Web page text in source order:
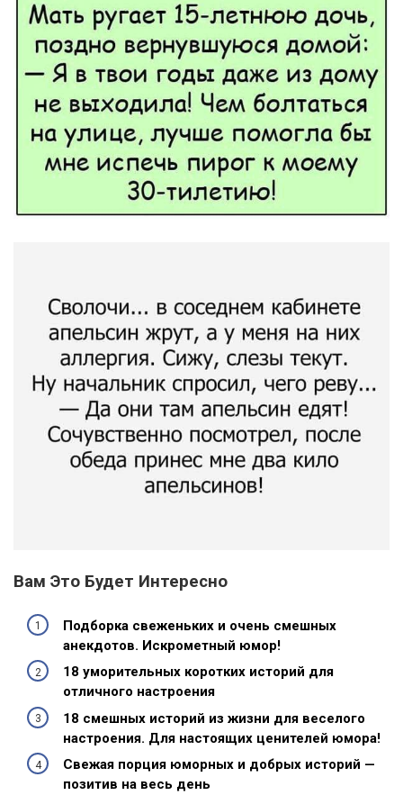
Вам Это Будет Интересно
Подборка свеженьких и очень смешных
анекдотов. Искрометный юмор!
18 уморительных коротких историй для
отличного настроения
18 смешных историй из жизни для веселого
настроения. Для настоящих ценителей юмора!
Свежая порция юморных и добрых историй —
позитив на весь день